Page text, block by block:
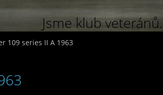
Jsme klub veteránů.
109 series II A 1963